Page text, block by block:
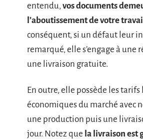
entendu,vos documents
l’aboutissement de votre
conséquent, si un défaut leur
remarqué, elle s’engage à une
une livraison gratuite.
En outre, elle possède les tarifs
économiques du marché avec
une production puis une
jour. Notez que la livraison est